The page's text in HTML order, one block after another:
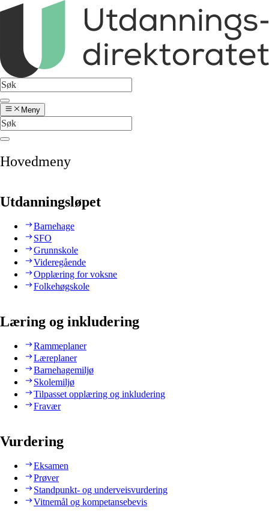
Meny
Hovedmeny
Utdanningsløpet
Barnehage
SFO
Grunnskole
Videregående
Opplæring for voksne
Folkehøgskole
Læring og inkludering
Rammeplaner
Læreplaner
Barnehagemiljø
Skolemiljø
Tilpasset opplæring og inkludering
Fravær
Vurdering
Eksamen
Prøver
Standpunkt- og underveisvurdering
Vitnemål og kompetansebevis